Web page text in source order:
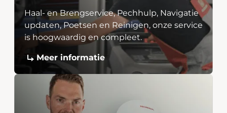
Haal- en Brengservice, Pechhulp, Navigatie
updaten, Poetsen en Reinigen, onze service
is hoogwaardig en compleet.
Meer informatie